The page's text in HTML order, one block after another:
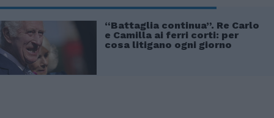
“Battaglia continua”. Re Carlo
e Camilla ai ferri corti: per
cosa litigano ogni giorno